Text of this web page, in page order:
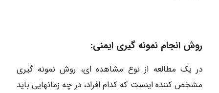
روش انجام نمونه گیری ایمنی:
در یک مطالعه از نوع مشاهده ای، روش نمونه گیری
مشخص کننده اینست که کدام افراد، در چه زمانهایی باید